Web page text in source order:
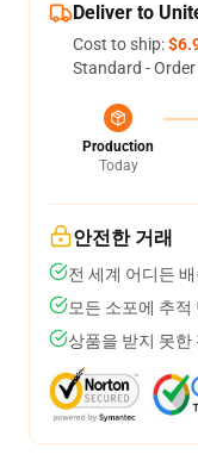
Deliver to
Cost to ship:
Standard -
Production
Today
안전한 거래
전 세계 어디든
모든 소포에 추적
상품을 받지 못한